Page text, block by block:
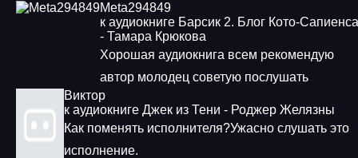
Meta294849
к аудиокниге Барсик 2. Блог Кото-Сапиенса
- Тамара Крюкова
Хорошая аудиокнига всем рекомендую
автор молодец советую послушать
Виктор
к аудиокниге Джек из Тени - Роджер Желязны
Как поменять исполнителя?Ужасно слушать это
исполнение.